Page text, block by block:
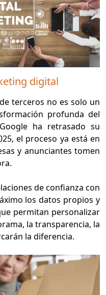
digital
terceros no es solo un
profunda del
ha retrasado su
el proceso ya está en
y anunciantes tomen
de confianza con
los datos propios y
permitan personalizar
la transparencia, la
la diferencia.